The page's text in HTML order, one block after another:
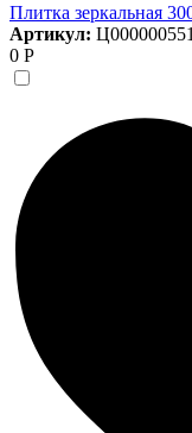
Плитка зеркальная
Артикул:
0 Р